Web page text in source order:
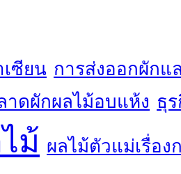
เซียน การส่งออกผักแ
าดผักผลไม้อบแห้ง ธุ
ม้ ผลไม้ตัวแม่เรื่อ